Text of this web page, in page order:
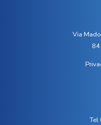
Via
Tel